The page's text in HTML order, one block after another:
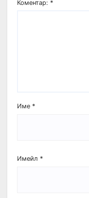
Коментар: *
Име *
Имейл *